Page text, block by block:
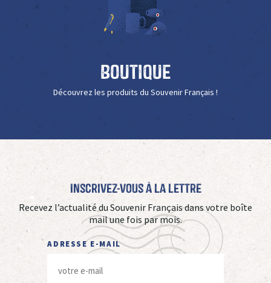
Boutique
Découvrez les produits du Souvenir Français !
Inscrivez-vous à La Lettre
Recevez l’actualité du Souvenir Français dans votre boîte
mail une fois par mois.
ADRESSE E-MAIL